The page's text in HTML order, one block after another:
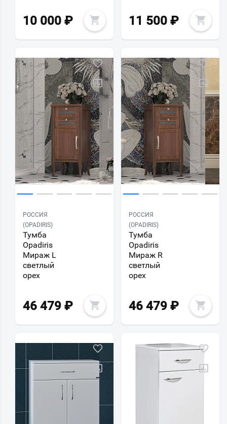
10 000 ₽ 11 500 ₽
РОССИЯ
(OPADIRIS)
Тумба
Opadiris
Мираж L
светлый
орех
46 479 ₽
РОССИЯ
(OPADIRIS)
Тумба
Opadiris
Мираж R
светлый
орех
46 479 ₽